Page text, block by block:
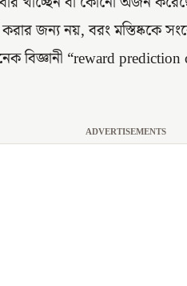
জন্য নয়, বরং মস্তিষ্ককে
বিজ্ঞানী “reward prediction
ADVERTISEMENTS